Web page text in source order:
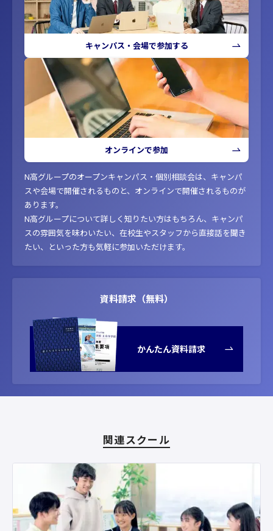
キャンパス・会場で参加する
オンラインで参加
N高グループのオープンキャンパス・個別相談会は、キャンパ
スや会場で開催されるものと、オンラインで開催されるものが
あります。
N高グループについて詳しく知りたい方はもちろん、キャンパ
スの雰囲気を味わいたい、在校生やスタッフから直接話を聞き
たい、といった方も気軽に参加いただけます。
資料請求（無料）
かんたん資料請求
関連スクール